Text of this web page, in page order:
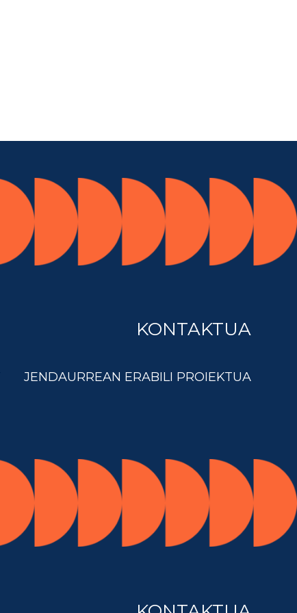
KONTAKTUA
JENDAURREAN ERABILI PROIEKTUA